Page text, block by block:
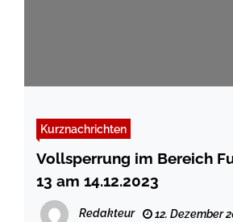
Kurznachrichten
Vollsperrung im Bereich
13 am 14.12.2023
Redakteur 12. Dezember